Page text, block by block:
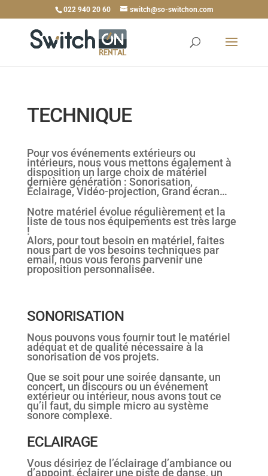
022 940 20 60 switch@so-switchon.com
TECHNIQUE
Pour vos événements extérieurs ou
intérieurs, nous vous mettons également à
disposition un large choix de matériel
dernière génération : Sonorisation,
Éclairage, Vidéo-projection, Grand écran…
Notre matériel évolue régulièrement et la
liste de tous nos équipements est très large
!
Alors, pour tout besoin en matériel, faites
nous part de vos besoins techniques par
email, nous vous ferons parvenir une
proposition personnalisée.
SONORISATION
Nous pouvons vous fournir tout le matériel
adéquat et de qualité nécessaire à la
sonorisation de vos projets.
Que se soit pour une soirée dansante, un
concert, un discours ou un événement
extérieur ou intérieur, nous avons tout ce
qu’il faut, du simple micro au système
sonore complexe.
ECLAIRAGE
Vous désiriez de l’éclairage d’ambiance ou
d’appoint, éclairer une piste de danse, un